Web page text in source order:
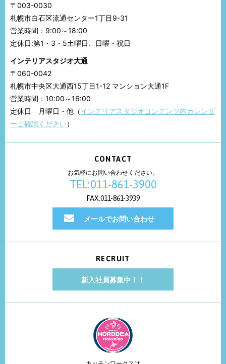
〒003-0030
札幌市白石区流通センター1丁目9-31
営業時間：9:00～18:00
定休日:第1・3・5土曜日、日曜・祝日
インテリアスタジオ大通
〒060-0042
札幌市中央区大通西15丁目1-12 マンション大通1F
営業時間：10:00～16:00
定休日 月曜日・他（インテリアスタジオコンテンツ内カレンダ
ーご確認ください）
CONTACT
お気軽にお問い合わせください。
TEL:011-861-3900
FAX:011-861-3939
メールでお問い合わせ
RECRUIT
新入社員募集中！！